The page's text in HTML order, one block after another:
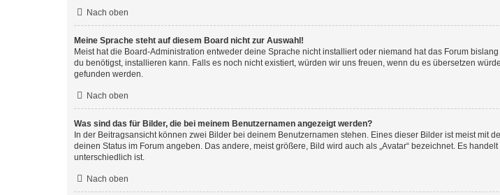
Nach oben
Meine Sprache steht auf diesem Board nicht zur Auswahl!
Meist hat die Board-Administration entweder deine Sprache nicht installiert oder niemand hat das Forum
du benötigst, installieren kann. Falls es noch nicht existiert, würden wir uns freuen, wenn du es übersetzen
gefunden werden.
Nach oben
Was sind das für Bilder, die bei meinem Benutzernamen angezeigt werden?
In der Beitragsansicht können zwei Bilder bei deinem Benutzernamen stehen. Eines dieser Bilder ist meist mit
deinen Status im Forum angeben. Das andere, meist größere, Bild wird auch als „Avatar“ bezeichnet. Es
unterschiedlich ist.
Nach oben